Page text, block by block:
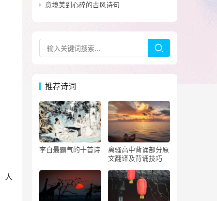
人
意境美到心碎的古风诗句
推荐诗词
李白最霸气的十首诗
离骚高中背诵部分原
文翻译及背诵技巧